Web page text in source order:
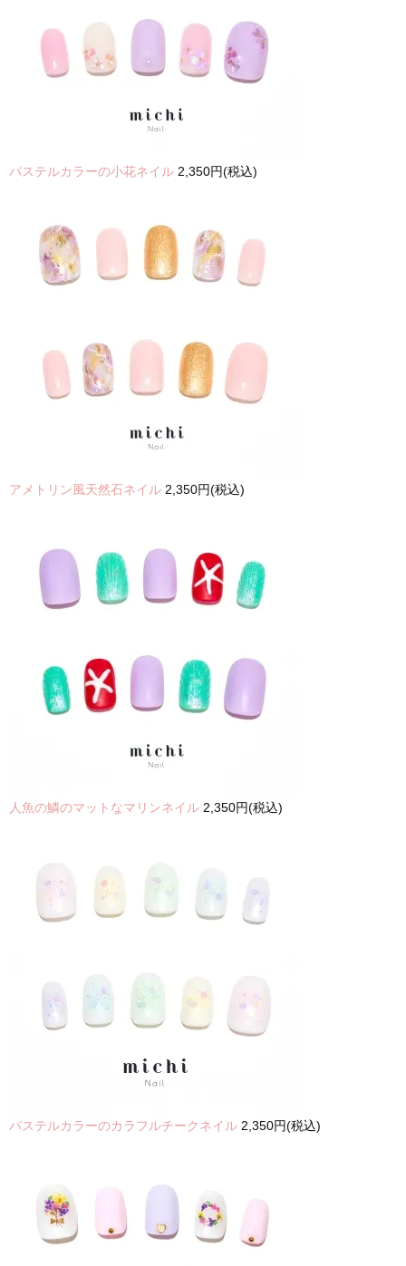
パステルカラーの小花ネイル 2,350円(税込)
アメトリン風天然石ネイル 2,350円(税込)
人魚の鱗のマットなマリンネイル 2,350円(税込)
パステルカラーのカラフルチークネイル 2,350円(税込)